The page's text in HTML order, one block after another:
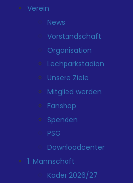
Verein
News
Vorstandschaft
Organisation
Lechparkstadion
Unsere Ziele
Mitglied werden
Fanshop
Spenden
PSG
Downloadcenter
1. Mannschaft
Kader 2026/27